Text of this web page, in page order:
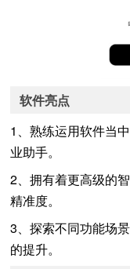
软件亮点
1、熟练运用软件当
业助手。
2、拥有着更高级的
精准度。
3、探索不同功能场
的提升。